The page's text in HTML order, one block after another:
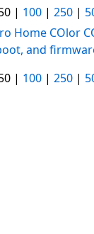
| 100 | 250 |
Home COlor
and
| 100 | 250 |